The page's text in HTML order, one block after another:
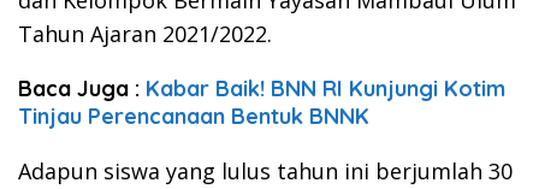
Tahun Ajaran 2021/2022.
Baca Juga : Kabar Baik! BNN RI Kunjungi Kotim
Tinjau Perencanaan Bentuk BNNK
Adapun siswa yang lulus tahun ini berjumlah 30